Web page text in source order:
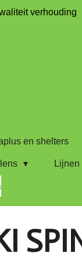
verhouding
en shelters
Lijnen